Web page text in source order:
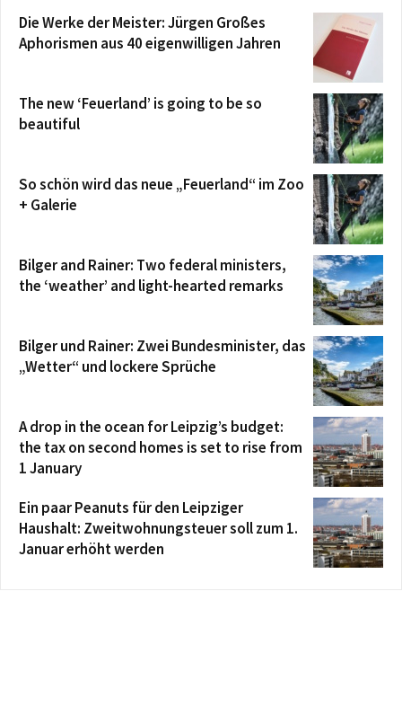
Die Werke der Meister: Jürgen Großes
Aphorismen aus 40 eigenwilligen Jahren
The new ‘Feuerland’ is going to be so
beautiful
So schön wird das neue „Feuerland“ im Zoo
+ Galerie
Bilger and Rainer: Two federal ministers,
the ‘weather’ and light-hearted remarks
Bilger und Rainer: Zwei Bundesminister, das
„Wetter“ und lockere Sprüche
A drop in the ocean for Leipzig’s budget:
the tax on second homes is set to rise from
1 January
Ein paar Peanuts für den Leipziger
Haushalt: Zweitwohnungsteuer soll zum 1.
Januar erhöht werden